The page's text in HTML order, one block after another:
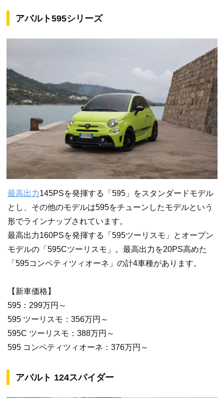
アバルト595シリーズ
最高出力145PSを発揮する「595」をスタンダードモデル
とし、その他のモデルは595をチューンしたモデルという
形でラインナップされています。
最高出力160PSを発揮する「595ツーリスモ」とオープン
モデルの「595Cツーリスモ」。最高出力を20PS高めた
「595コンペティツィオーネ」の計4車種があります。
【新車価格】
595：299万円～
595 ツーリスモ：356万円～
595C ツーリスモ：388万円～
595 コンペティツィオーネ：376万円～
アバルト 124スパイダー